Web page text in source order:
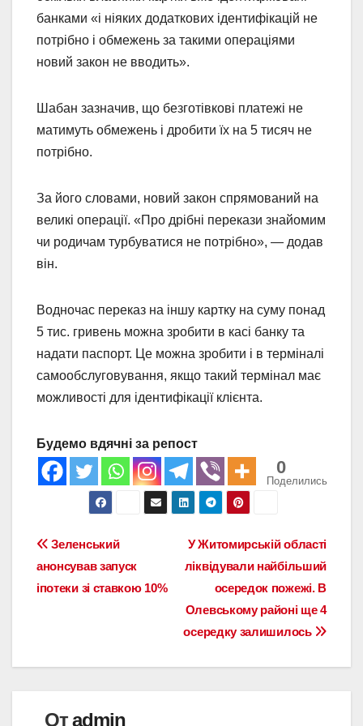
банками «і ніяких додаткових ідентифікацій не
потрібно і обмежень за такими операціями
новий закон не вводить».
Шабан зазначив, що безготівкові платежі не
матимуть обмежень і дробити їх на 5 тисяч не
потрібно.
За його словами, новий закон спрямований на
великі операції. «Про дрібні перекази знайомим
чи родичам турбуватися не потрібно», — додав
він.
Водночас переказ на іншу картку на суму понад
5 тис. гривень можна зробити в касі банку та
надати паспорт. Це можна зробити і в терміналі
самообслуговування, якщо такий термінал має
можливості для ідентифікації клієнта.
Будемо вдячні за репост
0
Поделились
Навигация
по
У Житомирській області
ліквідували найбільший
осередок пожежі. В
Олевському районі ще 4
осередку залишилось
Зеленський
анонсував запуск
іпотеки зі ставкою 10%
Отadmin